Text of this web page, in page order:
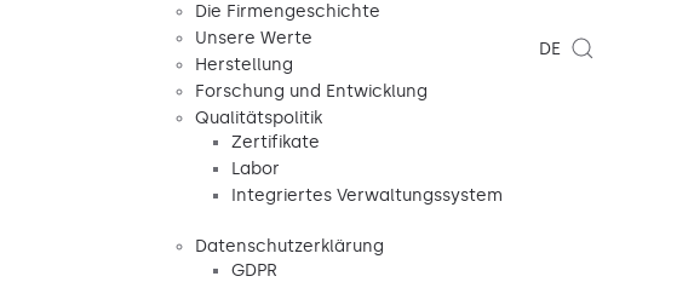
Die Firmengeschichte
Unsere Werte
Herstellung
Forschung und Entwicklung
Qualitätspolitik
Zertifikate
Labor
Integriertes Verwaltungssystem
Datenschutzerklärung
GDPR
DE